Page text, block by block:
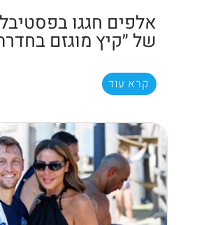
אלפים חגגו
של ״קיץ מוגזם
קרא עוד